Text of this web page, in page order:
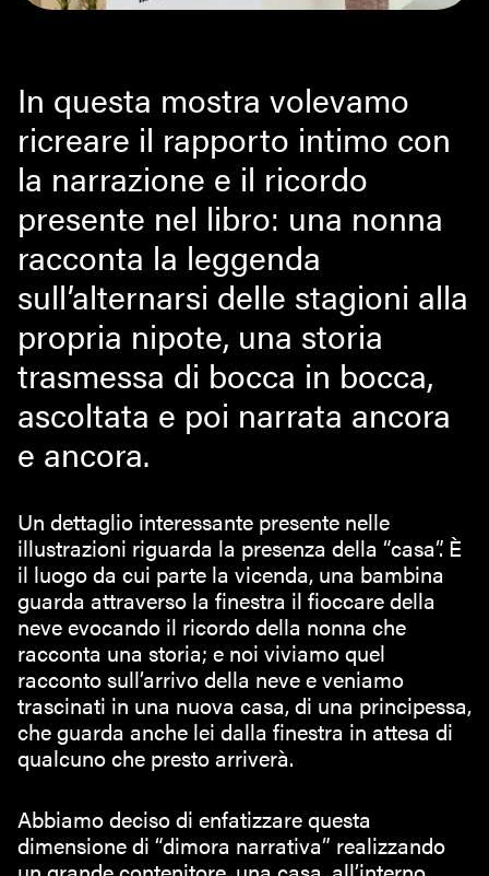
In questa mostra volevamo
ricreare il rapporto intimo con
la narrazione e il ricordo
presente nel libro: una nonna
racconta la leggenda
sull’alternarsi delle stagioni alla
propria nipote, una storia
trasmessa di bocca in bocca,
ascoltata e poi narrata ancora
e ancora.
Un dettaglio interessante presente nelle
illustrazioni riguarda la presenza della “casa”. È
il luogo da cui parte la vicenda, una bambina
guarda attraverso la finestra il fioccare della
neve evocando il ricordo della nonna che
racconta una storia; e noi viviamo quel
racconto sull’arrivo della neve e veniamo
trascinati in una nuova casa, di una principessa,
che guarda anche lei dalla finestra in attesa di
qualcuno che presto arriverà.
Abbiamo deciso di enfatizzare questa
dimensione di “dimora narrativa” realizzando